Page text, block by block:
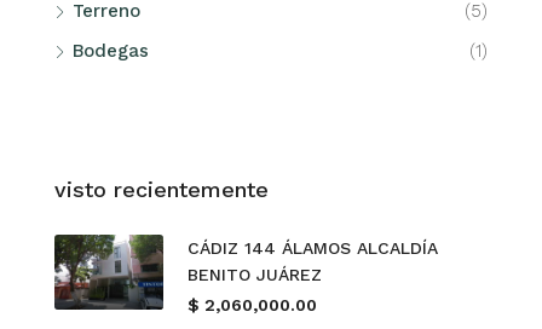
Terreno
(5)
Bodegas
(1)
visto recientemente
CÁDIZ 144 ÁLAMOS ALCALDÍA
BENITO JUÁREZ
$ 2,060,000.00